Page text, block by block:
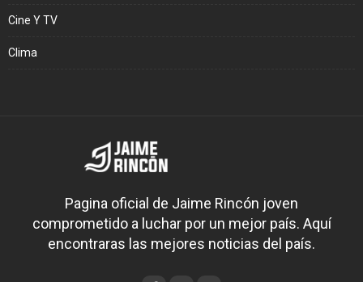
Cine Y TV
Clima
Pagina oficial de Jaime Rincón joven
comprometido a luchar por un mejor país. Aquí
encontraras las mejores noticias del país.